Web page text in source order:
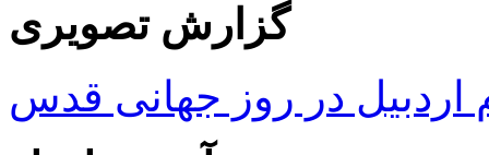
گزارش تصویری
در روز جهانی قدس